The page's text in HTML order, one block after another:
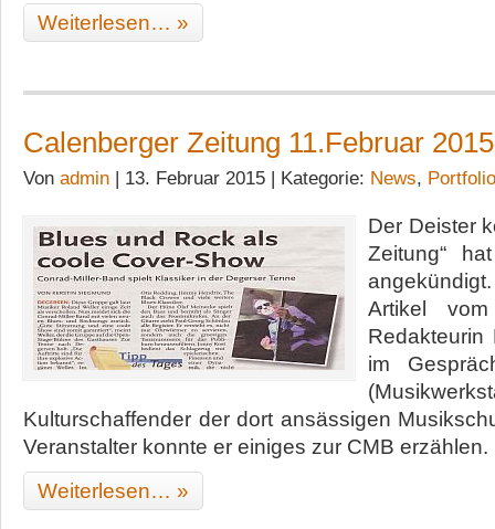
Weiterlesen… »
Calenberger Zeitung 11.Februar 2015
Von admin | 13. Februar 2015 | Kategorie: News, Portfolio
Der Deister
Zeitung“
Artikel
Redakteurin
im
Kulturschaffender der dort ansässigen
Veranstalter konnte er einiges zur CMB
Weiterlesen… »